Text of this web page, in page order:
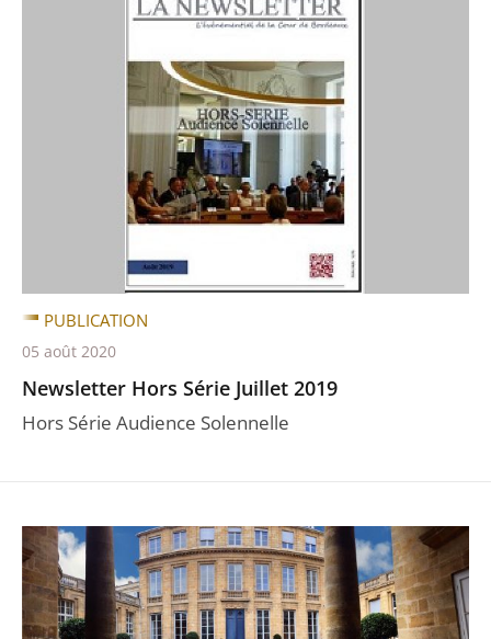
Newsletter Hors Série Juillet 2019
Hors Série Audience Solennelle
PUBLICATION
05 août 2020